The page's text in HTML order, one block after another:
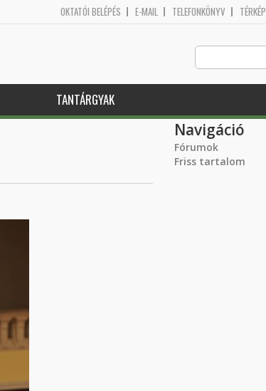
OKTATÓI BELÉPÉS E-MAIL TELEFONKÖNYV TÉRKÉP
TANTÁRGYAK
Navigáció
Fórumok
Friss tartalom